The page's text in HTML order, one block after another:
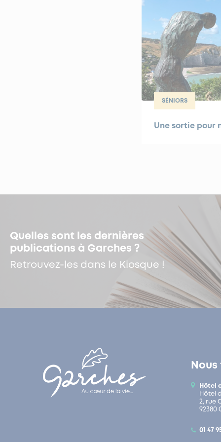
SÉNIORS
Une sortie pour
Quelles sont les dernières
publications à Garches ?
Retrouvez-les dans le Kiosque !
Hôtel
Hôtel
2, rue
92380
01 47